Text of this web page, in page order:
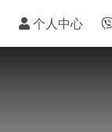
个人中心